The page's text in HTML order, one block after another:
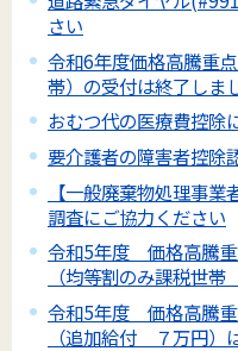
さい
令和6年度価格高騰重
帯）の受付は終了しま
おむつ代の医療費控除
要介護者の障害者控除
【一般廃棄物処理事
調査にご協力ください
令和5年度 価格高騰重
（均等割のみ課税世
令和5年度 価格高騰重
（追加給付 ７万円）